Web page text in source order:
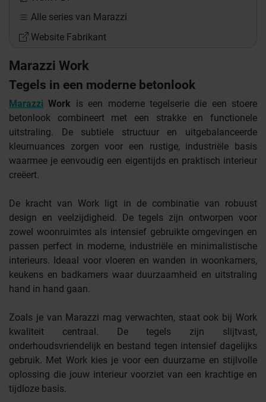
Alle series van Marazzi
Website Fabrikant
Marazzi Work
Tegels in een moderne betonlook
Marazzi Work is een moderne tegelserie die een stoere
betonlook combineert met een strakke en functionele
uitstraling. De subtiele structuur en uitgebalanceerde
kleurnuances zorgen voor een rustige, industriële basis
waarmee je eenvoudig een eigentijds en praktisch interieur
creëert.
De kracht van Work ligt in de combinatie van robuust
design en veelzijdigheid. De tegels zijn ontworpen voor
zowel woonruimtes als intensief gebruikte omgevingen en
passen perfect in moderne, industriële en minimalistische
interieurs. Ideaal voor vloeren en wanden in woonkamers,
keukens en badkamers waar duurzaamheid en uitstraling
hand in hand gaan.
Zoals je van Marazzi mag verwachten, staat ook bij Work
kwaliteit centraal. De tegels zijn slijtvast,
onderhoudsvriendelijk en bestand tegen intensief dagelijks
gebruik. Met Work kies je voor een duurzame en stijlvolle
oplossing die jouw interieur voorziet van een krachtige en
tijdloze basis.